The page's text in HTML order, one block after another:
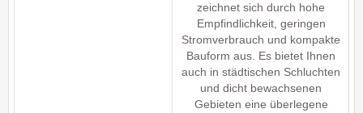
zeichnet sich durch hohe
Empfindlichkeit, geringen
Stromverbrauch und kompakte
Bauform aus. Es bietet Ihnen
auch in städtischen Schluchten
und dicht bewachsenen
Gebieten eine überlegene